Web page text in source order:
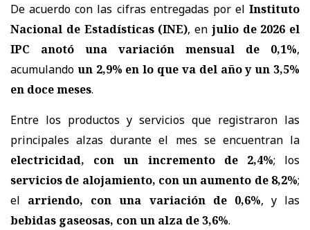
De acuerdo con las cifras entregadas por el Instituto
Nacional de Estadísticas (INE), en julio de 2026 el
IPC anotó una variación mensual de 0,1%,
acumulando un 2,9% en lo que va del año y un 3,5%
en doce meses.
Entre los productos y servicios que registraron las
principales alzas durante el mes se encuentran la
electricidad, con un incremento de 2,4%; los
servicios de alojamiento, con un aumento de 8,2%;
el arriendo, con una variación de 0,6%, y las
bebidas gaseosas, con un alza de 3,6%.